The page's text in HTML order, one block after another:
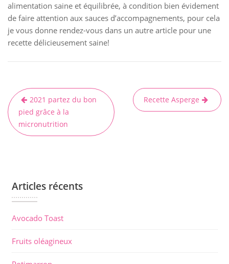
alimentation saine et équilibrée, à condition bien évidement
de faire attention aux sauces d’accompagnements, pour cela
je vous donne rendez-vous dans un autre article pour une
recette délicieusement saine!
N
a
a
t
o
n
d
2021 partez du bon
pied grâce à la
micronutrition
Recette Asperge
Articles récents
Avocado Toast
Fruits oléagineux